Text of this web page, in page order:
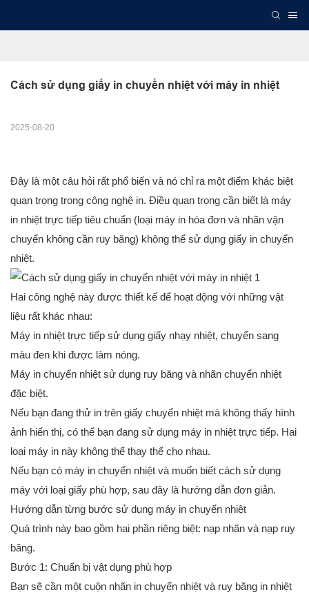
Cách sử dụng giấy in chuyển nhiệt với máy in nhiệt
2025-08-20
Đây là một câu hỏi rất phổ biến và nó chỉ ra một điểm khác biệt
quan trọng trong công nghệ in. Điều quan trọng cần biết là máy
in nhiệt trực tiếp tiêu chuẩn (loại máy in hóa đơn và nhãn vận
chuyển không cần ruy băng) không thể sử dụng giấy in chuyển
nhiệt.
Hai công nghệ này được thiết kế để hoạt động với những vật
liệu rất khác nhau:
Máy in nhiệt trực tiếp sử dụng giấy nhạy nhiệt, chuyển sang
màu đen khi được làm nóng.
Máy in chuyển nhiệt sử dụng ruy băng và nhãn chuyển nhiệt
đặc biệt.
Nếu bạn đang thử in trên giấy chuyển nhiệt mà không thấy hình
ảnh hiển thị, có thể bạn đang sử dụng máy in nhiệt trực tiếp. Hai
loại máy in này không thể thay thế cho nhau.
Nếu bạn có máy in chuyển nhiệt và muốn biết cách sử dụng
máy với loại giấy phù hợp, sau đây là hướng dẫn đơn giản.
Hướng dẫn từng bước sử dụng máy in chuyển nhiệt
Quá trình này bao gồm hai phần riêng biệt: nạp nhãn và nạp ruy
băng.
Bước 1: Chuẩn bị vật dụng phù hợp
Bạn sẽ cần một cuộn nhãn in chuyển nhiệt và ruy băng in nhiệt